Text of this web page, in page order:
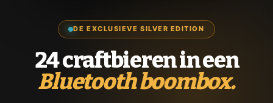
DE EXCLUSIEVE SILVER EDITION
24 craftbieren in een
Bluetooth boombox.